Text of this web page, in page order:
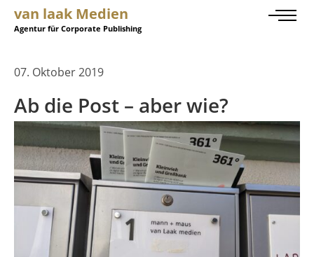
van laak Medien
Agentur für Corporate Publishing
07. Oktober 2019
Ab die Post – aber wie?